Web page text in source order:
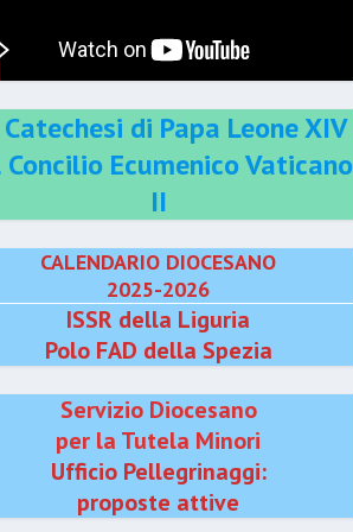
Catechesi di Papa Leone XIV
Ecumenico Vaticano
II
CALENDARIO DIOCESANO
2025-2026
ISSR della Liguria
Polo FAD della Spezia
Servizio Diocesano
per la Tutela Minori
Ufficio Pellegrinaggi:
proposte attive